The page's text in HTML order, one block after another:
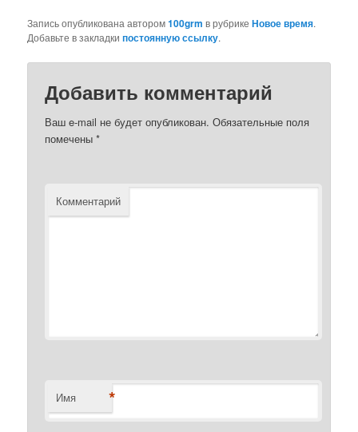
Запись опубликована автором100grm в рубрикеНовое время.
Добавьте в закладкипостоянную ссылку.
Добавить комментарий
Ваш e-mail не будет опубликован. Обязательные поля
помечены*
Комментарий
Имя *